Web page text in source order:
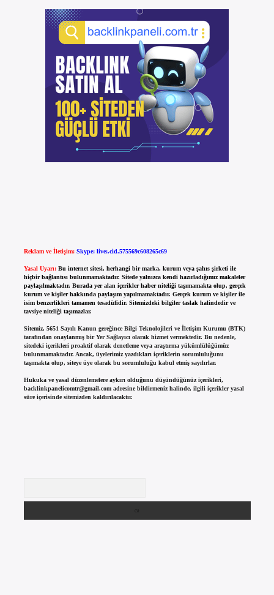
Reklam ve İletişim: Skype: live:.cid.575569c608265c69
Yasal Uyarı: Bu internet sitesi, herhangi bir marka, kurum veya şahıs şirketi ile
hiçbir bağlantısı bulunmamaktadır. Sitede yalnızca kendi hazırladığımız makaleler
paylaşılmaktadır. Burada yer alan içerikler haber niteliği taşımamakta olup, gerçek
kurum ve kişiler hakkında paylaşım yapılmamaktadır. Gerçek kurum ve kişiler ile
isim benzerlikleri tamamen tesadüfidir. Sitemizdeki bilgiler taslak halindedir ve
tavsiye niteliği taşımazlar.
Sitemiz, 5651 Sayılı Kanun gereğince Bilgi Teknolojileri ve İletişim Kurumu (BTK)
tarafından onaylanmış bir Yer Sağlayıcı olarak hizmet vermektedir. Bu nedenle,
sitedeki içerikleri proaktif olarak denetleme veya araştırma yükümlülüğümüz
bulunmamaktadır. Ancak, üyelerimiz yazdıkları içeriklerin sorumluluğunu
taşımakta olup, siteye üye olarak bu sorumluluğu kabul etmiş sayılırlar.
Hukuka ve yasal düzenlemelere aykırı olduğunu düşündüğünüz içerikleri,
backlinkpanelicomtr@gmail.comadresine bildirmeniz halinde, ilgili içerikler yasal
süre içerisinde sitemizden kaldırılacaktır.